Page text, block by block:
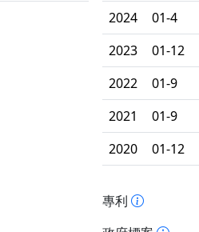
2024
01-4
2023
01-12
2022
01-9
2021
01-9
2020
01-12
專利